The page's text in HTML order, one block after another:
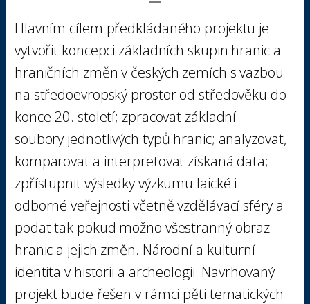
Hlavním cílem předkládaného projektu je
vytvořit koncepci základních skupin hranic a
hraničních změn v českých zemích s vazbou
na středoevropský prostor od středověku do
konce 20. století; zpracovat základní
soubory jednotlivých typů hranic; analyzovat,
komparovat a interpretovat získaná data;
zpřístupnit výsledky výzkumu laické i
odborné veřejnosti včetně vzdělávací sféry a
podat tak pokud možno všestranný obraz
hranic a jejich změn. Národní a kulturní
identita v historii a archeologii. Navrhovaný
projekt bude řešen v rámci pěti tematických